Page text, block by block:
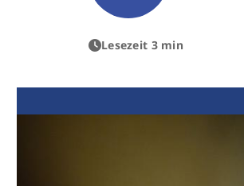
Lesezeit 3 min